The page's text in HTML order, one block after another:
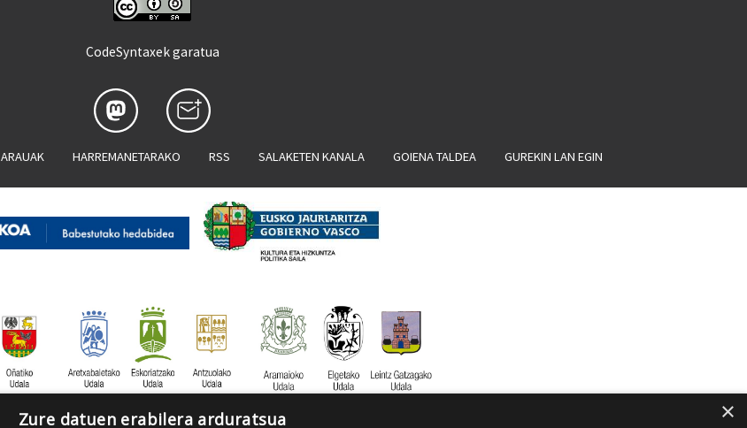
CodeSyntaxek garatua
ARAUAK HARREMANETARAKO RSS SALAKETEN KANALA GOIENA TALDEA GUREKIN LAN EGIN
×
Zure datuen erabilera arduratsua